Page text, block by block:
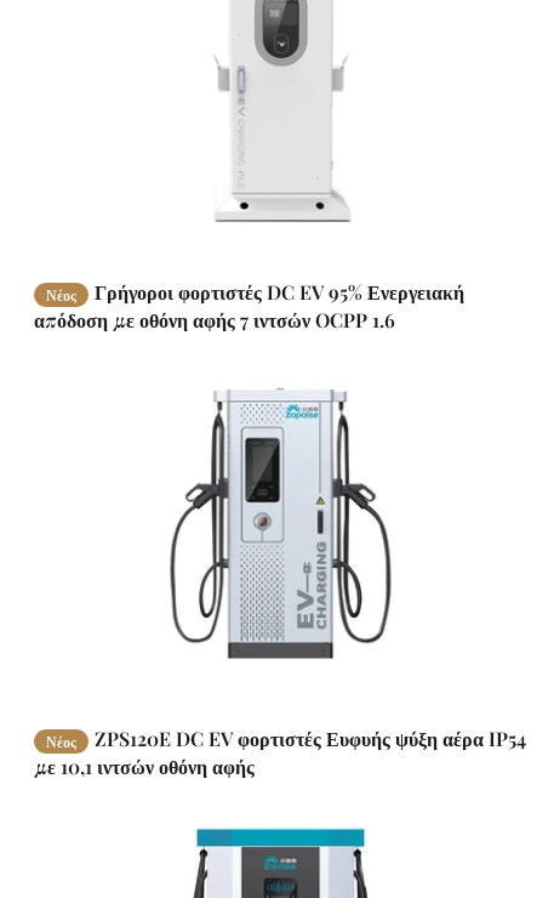
Νέος
Γρήγοροι φορτιστές DC EV 95% Ενεργειακή
απόδοση με οθόνη αφής 7 ιντσών OCPP 1.6
Νέος
ZPS120E DC EV φορτιστές Ευφυής ψύξη αέρα IP54
με 10,1 ιντσών οθόνη αφής